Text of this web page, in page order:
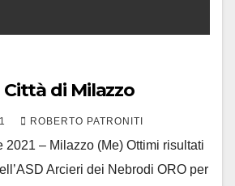
di Milazzo
ROBERTO PATRONITI
2021 – Milazzo (Me) Ottimi risultati
Arcieri dei Nebrodi ORO per